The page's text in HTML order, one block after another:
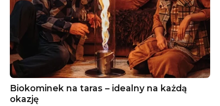
Biokominek na taras – idealny na każdą
okazję